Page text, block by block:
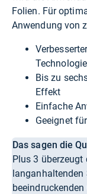
Folien. Für
Anwendung von
Technologie
Bis zu
Effekt
Einfache
Geeignet
Das sagen die
Plus 3
langanhaltenden